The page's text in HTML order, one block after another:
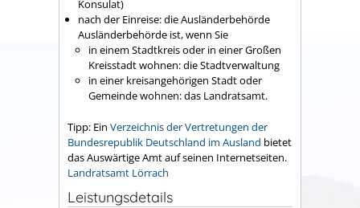
Konsulat)
nach der Einreise: die Ausländerbehörde
Ausländerbehörde ist, wenn Sie
in einem Stadtkreis oder in einer Großen
Kreisstadt wohnen: die Stadtverwaltung
in einer kreisangehörigen Stadt oder
Gemeinde wohnen: das Landratsamt.
Tipp: Ein Verzeichnis der Vertretungen der
Bundesrepublik Deutschland im Ausland bietet
das Auswärtige Amt auf seinen Internetseiten.
Landratsamt Lörrach
Leistungsdetails